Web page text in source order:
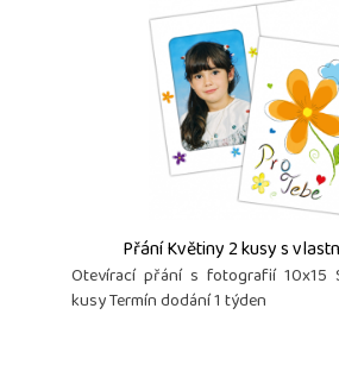
Přání Květiny 2 kusy s
Otevírací přání s fotografií 10x15
kusy Termín dodání 1 týden